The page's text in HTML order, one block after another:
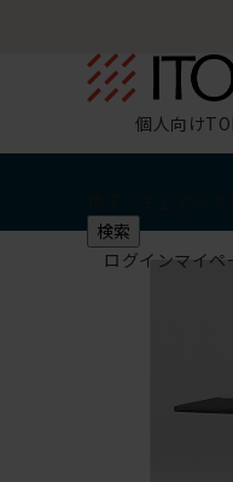
個人向け
検索
ログインマイペ